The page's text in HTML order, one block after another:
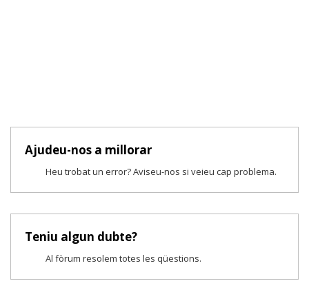
Ajudeu-nos a millorar
Heu trobat un error? Aviseu-nos si veieu cap problema.
Teniu algun dubte?
Al fòrum resolem totes les qüestions.